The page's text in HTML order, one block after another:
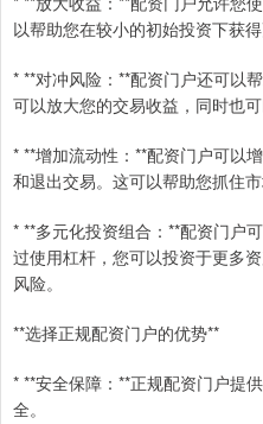
以帮助您在较小的初始投资下获得
* **对冲风险：**配资门户还可以
可以放大您的交易收益，同时也可
* **增加流动性：**配资门户可以
和退出交易。这可以帮助您抓住
* **多元化投资组合：**配资门户
过使用杠杆，您可以投资于更多
风险。
**选择正规配资门户的优势**
* **安全保障：**正规配资门户提
全。